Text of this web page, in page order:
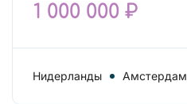
1 000 000 ₽
Нидерланды Амстердам